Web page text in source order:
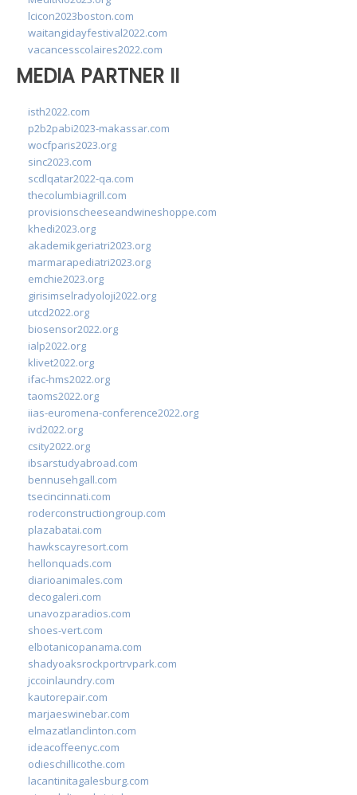
lcicon2023boston.com
waitangidayfestival2022.com
vacancesscolaires2022.com
MEDIA PARTNER II
isth2022.com
p2b2pabi2023-makassar.com
wocfparis2023.org
sinc2023.com
scdlqatar2022-qa.com
thecolumbiagrill.com
provisionscheeseandwineshoppe.com
khedi2023.org
akademikgeriatri2023.org
marmarapediatri2023.org
emchie2023.org
girisimselradyoloji2022.org
utcd2022.org
biosensor2022.org
ialp2022.org
klivet2022.org
ifac-hms2022.org
taoms2022.org
iias-euromena-conference2022.org
ivd2022.org
csity2022.org
ibsarstudyabroad.com
bennusehgall.com
tsecincinnati.com
roderconstructiongroup.com
plazabatai.com
hawkscayresort.com
hellonquads.com
diarioanimales.com
decogaleri.com
unavozparadios.com
shoes-vert.com
elbotanicopanama.com
shadyoaksrockportrvpark.com
jccoinlaundry.com
kautorepair.com
marjaeswinebar.com
elmazatlanclinton.com
ideacoffeenyc.com
odieschillicothe.com
lacantinitagalesburg.com